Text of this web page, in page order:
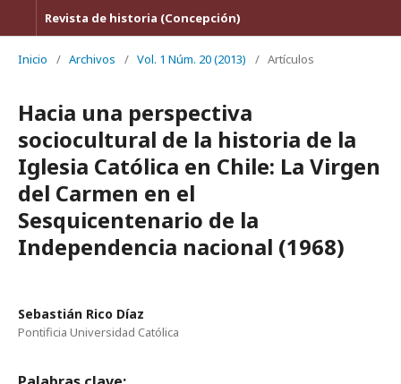
Revista de historia (Concepción)
Inicio / Archivos / Vol. 1 Núm. 20 (2013) / Artículos
Hacia una perspectiva
sociocultural de la historia de la
Iglesia Católica en Chile: La Virgen
del Carmen en el
Sesquicentenario de la
Independencia nacional (1968)
Sebastián Rico Díaz
Pontificia Universidad Católica